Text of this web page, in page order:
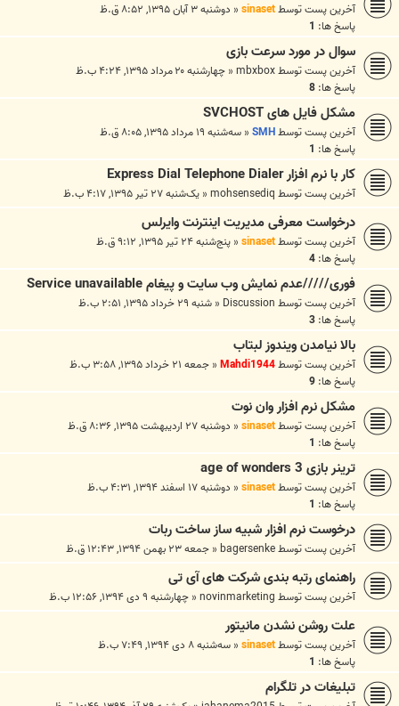
آخرین پست توسطsinaset
« دوشنبه ۳ آبان ۱۳۹۵, ۸:۵۲ ق.ظ
پاسخ ها: 1
سوال در مورد سرعت بازی
آخرین پست توسطmbxbox
« چهارشنبه ۲۰ مرداد ۱۳۹۵, ۴:۲۴ ب.ظ
پاسخ ها: 8
مشکل فایل های SVCHOST
آخرین پست توسطSMH
« سه‌شنبه ۱۹ مرداد ۱۳۹۵, ۸:۰۵ ق.ظ
پاسخ ها: 1
کار با نرم افزار Express Dial Telephone Dialer
آخرین پست توسطmohsensediq
« یک‌شنبه ۲۷ تیر ۱۳۹۵, ۴:۱۷ ب.ظ
درخواست معرفی مدیریت اینترنت وایرلس
آخرین پست توسطsinaset
« پنج‌شنبه ۲۴ تیر ۱۳۹۵, ۹:۱۲ ق.ظ
پاسخ ها: 4
فوری/////عدم نمایش وب سایت و پیغام Service unavailable
آخرین پست توسطDiscussion
« شنبه ۲۹ خرداد ۱۳۹۵, ۲:۵۱ ب.ظ
پاسخ ها: 3
بالا نیامدن ویندوز لبتاب
آخرین پست توسطMahdi1944
« جمعه ۲۱ خرداد ۱۳۹۵, ۳:۵۸ ب.ظ
پاسخ ها: 9
مشکل نرم افزار وان نوت
آخرین پست توسطsinaset
« دوشنبه ۲۷ اردیبهشت ۱۳۹۵, ۸:۳۶ ق.ظ
پاسخ ها: 1
ترینر بازی age of wonders 3
آخرین پست توسطsinaset
« دوشنبه ۱۷ اسفند ۱۳۹۴, ۴:۳۱ ب.ظ
پاسخ ها: 1
درخوست نرم افزار شبیه ساز ساخت ربات
آخرین پست توسطbagersenke
« جمعه ۲۳ بهمن ۱۳۹۴, ۱۲:۴۳ ق.ظ
راهنمای رتبه بندی شرکت های آی تی
آخرین پست توسطnovinmarketing
« چهارشنبه ۹ دی ۱۳۹۴, ۱۲:۵۶ ب.ظ
علت روشن نشدن مانیتور
آخرین پست توسطsinaset
« سه‌شنبه ۸ دی ۱۳۹۴, ۷:۴۹ ب.ظ
پاسخ ها: 1
تبلیغات در تلگرام